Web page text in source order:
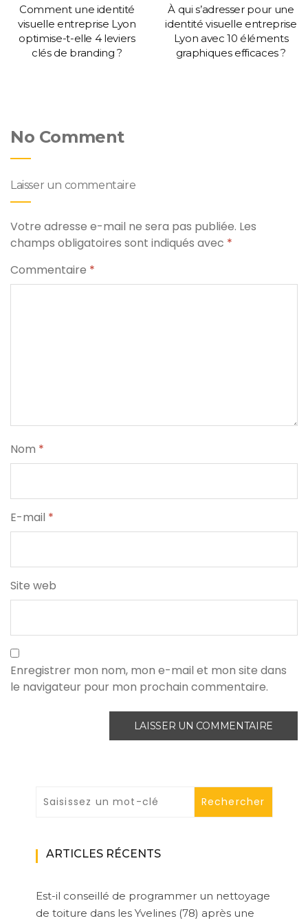
Comment une identité
visuelle entreprise Lyon
optimise-t-elle 4 leviers
clés de branding ?
À qui s’adresser pour une
identité visuelle entreprise
Lyon avec 10 éléments
graphiques efficaces ?
No Comment
Laisser un commentaire
Votre adresse e-mail ne sera pas publiée. Les
champs obligatoires sont indiqués avec *
Commentaire *
Nom *
E-mail *
Site web
Enregistrer mon nom, mon e-mail et mon site dans
le navigateur pour mon prochain commentaire.
ARTICLES RÉCENTS
Est-il conseillé de programmer un nettoyage
de toiture dans les Yvelines (78) après une